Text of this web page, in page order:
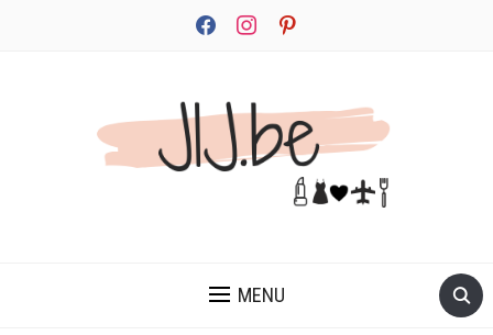
facebookinstagrampinterest
MENU